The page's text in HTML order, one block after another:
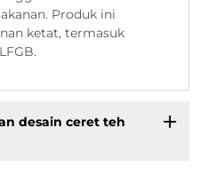
Produk ini
ketat, termasuk
desain ceret teh